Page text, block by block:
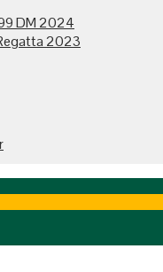
DM 2024
2023